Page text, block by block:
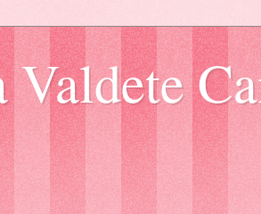
Valdete